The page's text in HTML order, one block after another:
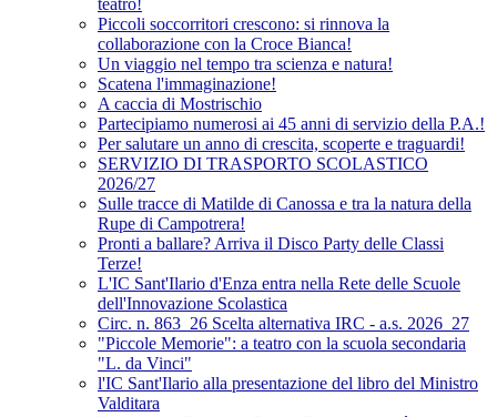
teatro!
Piccoli soccorritori crescono: si rinnova la
collaborazione con la Croce Bianca!
Un viaggio nel tempo tra scienza e natura!
Scatena l'immaginazione!
A caccia di Mostrischio
Partecipiamo numerosi ai 45 anni di servizio della P.A.!
Per salutare un anno di crescita, scoperte e traguardi!
SERVIZIO DI TRASPORTO SCOLASTICO
2026/27
Sulle tracce di Matilde di Canossa e tra la natura della
Rupe di Campotrera!
Pronti a ballare? Arriva il Disco Party delle Classi
Terze!
L'IC Sant'Ilario d'Enza entra nella Rete delle Scuole
dell'Innovazione Scolastica
Circ. n. 863_26 Scelta alternativa IRC - a.s. 2026_27
"Piccole Memorie": a teatro con la scuola secondaria
"L. da Vinci"
l'IC Sant'Ilario alla presentazione del libro del Ministro
Valditara